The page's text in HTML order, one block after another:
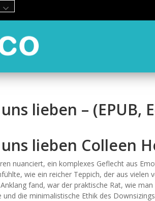
lieben – (EPUB,
lieben Colleen
nuanciert, ein komplexes Geflecht aus
wie ein reicher Teppich, der aus vielen
fand, war der praktische Rat, wie
und die minimalistische Ethik des